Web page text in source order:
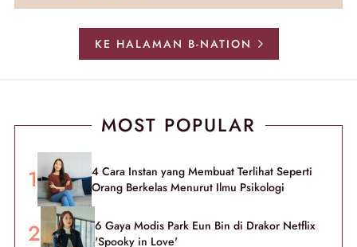
KE HALAMAN B-NATION
MOST POPULAR
4 Cara Instan yang Membuat Terlihat Seperti
Orang Berkelas Menurut Ilmu Psikologi
6 Gaya Modis Park Eun Bin di Drakor Netflix
'Spooky in Love'